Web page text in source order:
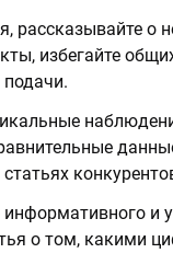
рассказывайте о
избегайте
подачи.
и
о том, какими